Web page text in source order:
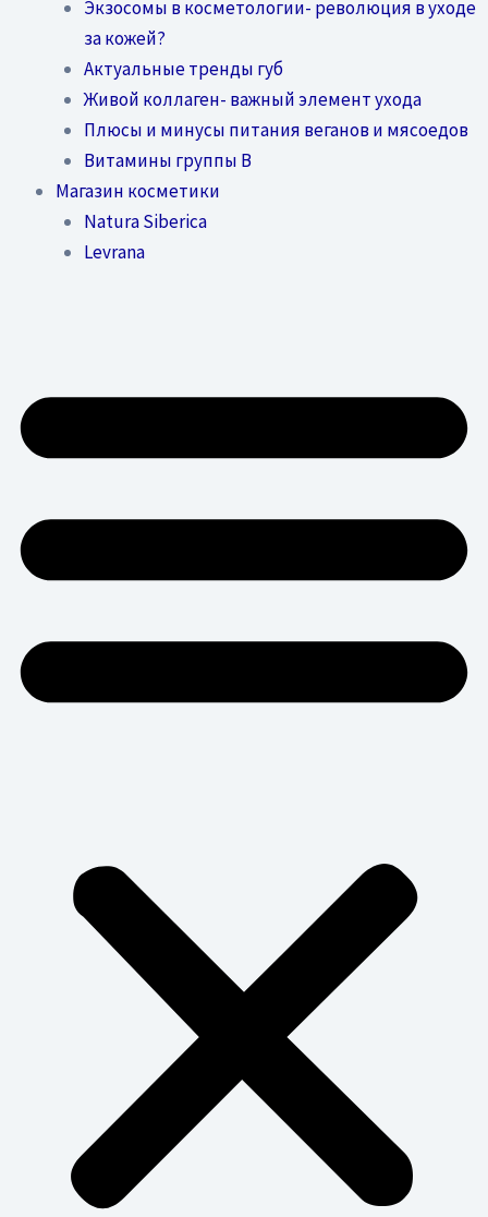
Экзосомы в косметологии- революция в уходе
за кожей?
Актуальные тренды губ
Живой коллаген- важный элемент ухода
Плюсы и минусы питания веганов и мясоедов
Витамины группы В
Магазин косметики
Natura Siberica
Levrana